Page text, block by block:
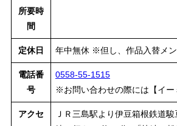
所要時
間
定休日 年中無休 ※但し、作品入替メ
電話番
号
0558-55-1515
※お問い合わせの際には【イ
アクセ
ＪＲ三島駅より伊豆箱根鉄道